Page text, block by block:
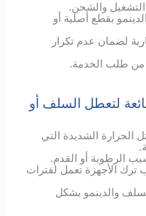
والشحن.
بقطع أصلية أو
لضمان عدم تكرار
من طلب الخدمة.
لتعطل السلف أو
الحرارة الشديدة التي
الرطوبة أو القدم.
ترك الأجهزة تعمل لفترات
والدينمو بشكل